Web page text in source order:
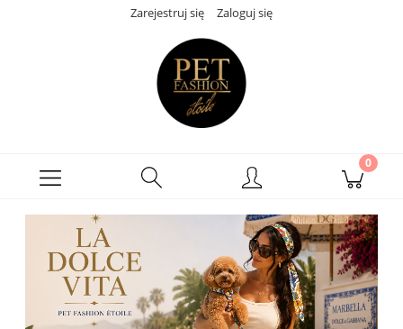
Zarejestruj się Zaloguj się